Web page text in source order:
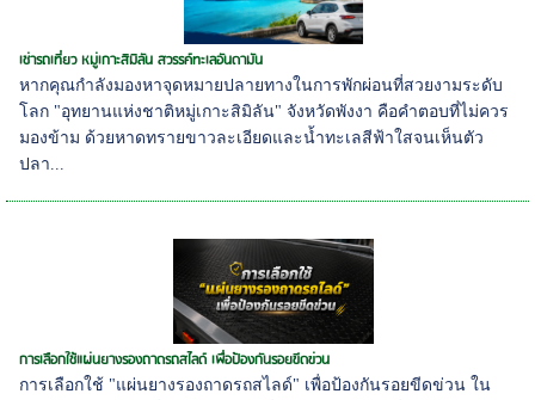
เช่ารถเที่ยว หมู่เกาะสิมิลัน สวรรค์ทะเลอันดามัน
หากคุณกำลังมองหาจุดหมายปลายทางในการพักผ่อนที่สวยงามระดับ
โลก "อุทยานแห่งชาติหมู่เกาะสิมิลัน" จังหวัดพังงา คือคำตอบที่ไม่ควร
มองข้าม ด้วยหาดทรายขาวละเอียดและน้ำทะเลสีฟ้าใสจนเห็นตัว
ปลา...
การเลือกใช้แผ่นยางรองถาดรถสไลด์ เพื่อป้องกันรอยขีดข่วน
การเลือกใช้ "แผ่นยางรองถาดรถสไลด์" เพื่อป้องกันรอยขีดข่วน ใน